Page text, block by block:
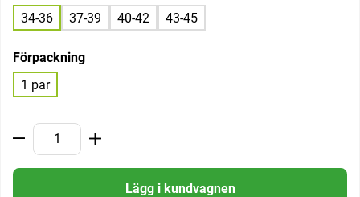
34-36
37-39 40-42 43-45
Förpackning
1 par
Lägg i kundvagnen